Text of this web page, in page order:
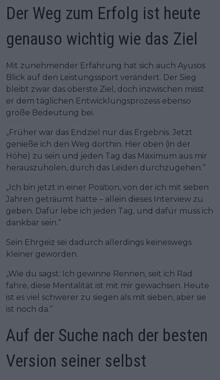
Der Weg zum Erfolg ist heute
genauso wichtig wie das Ziel
Mit zunehmender Erfahrung hat sich auch Ayusos
Blick auf den Leistungssport verändert. Der Sieg
bleibt zwar das oberste Ziel, doch inzwischen misst
er dem täglichen Entwicklungsprozess ebenso
große Bedeutung bei.
„Früher war das Endziel nur das Ergebnis. Jetzt
genieße ich den Weg dorthin. Hier oben (in der
Höhe) zu sein und jeden Tag das Maximum aus mir
herauszuholen, durch das Leiden durchzugehen.“
„Ich bin jetzt in einer Position, von der ich mit sieben
Jahren geträumt hätte – allein dieses Interview zu
geben. Dafür lebe ich jeden Tag, und dafür muss ich
dankbar sein.“
Sein Ehrgeiz sei dadurch allerdings keineswegs
kleiner geworden.
„Wie du sagst: Ich gewinne Rennen, seit ich Rad
fahre, diese Mentalität ist mit mir gewachsen. Heute
ist es viel schwerer zu siegen als mit sieben, aber sie
ist noch da.“
Auf der Suche nach der besten
Version seiner selbst